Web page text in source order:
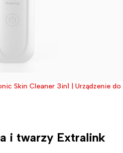
Skin Cleaner 3in1 | Urządzenie do
i twarzy Extralink